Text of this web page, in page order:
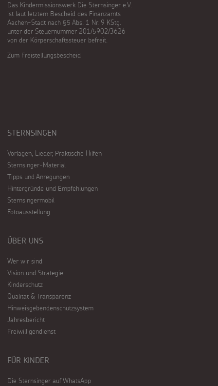
Das Kindermissionswerk Die Sternsinger e.V.
ist laut letztem Bescheid des Finanzamts
Aachen-Stadt nach §5 Abs. 1 Nr. 9 KStg.
unter der Steuernummer 201/5902/3626
von der Körperschaftssteuer befreit.
Zum Freistellungsbescheid
STERNSINGEN
Vorlagen, Lieder, Praktische Hilfen
Sternsinger-Material
Tipps und Anregungen
Hintergründe und Empfehlungen
Sternsingermobil
Fotoausstellung
ÜBER UNS
Wer wir sind
Vision und Strategie
Kinderschutz
Qualität & Transparenz
Hinweisgebendenschutzsystem
Jahresbericht
Freiwilligendienst
FÜR KINDER
Die Sternsinger auf WhatsApp